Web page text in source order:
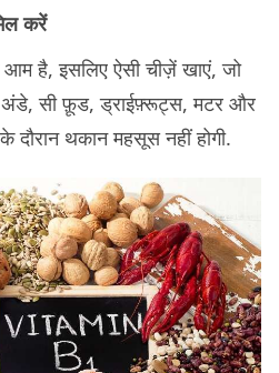
करें
आम है, इसलिए ऐसी चीज़ें खाएं, जो
अंडे, सी फ़ूड, ड्राईफ़्रूट्स, मटर और
थकान महसूस नहीं होगी.